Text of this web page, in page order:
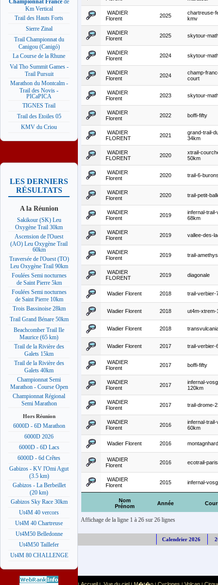
Championnat France de
Km Vertical
Trail des Hauts Forts
Sierre Zinal
Trail Championnat du
Canigou (Canigó)
La Course de la Rhune
Val Tho Summit Games -
Trail Pursuit
Marathon du Montcalm -
Trail des Novis -
PICaPICA
TIGNES Trail
Trail des Etoiles 05
KMV du Criou
LES DERNIERS
RÉSULTATS
A la Réunion
Sakikour (SK) Leu
Oxygène Trail 30km
Ascension de l'Ouest
(AO) Leu Oxygène Trail
60km
Traversée de l'Ouest (TO)
Leu Oxygène Trail 90km
Foulées Semi nocturnes
de Saint Pierre 5km
Foulées Semi nocturnes
de Saint Pierre 10km
Trois Bassinoise 28km
Trail Grand Bénare 50km
Beachcomber Trail Ile
Maurice (65 km)
Trail de la Rivière des
Galets 15km
Trail de la Rivière des
Galets 40km
Championnat Semi
Marathon - Course Open
Championnat Régional
Semi Marathon
Hors Réunion
6000D - 6D Marathon
6000D 2026
6000D - 6D Lacs
6000D - 6d Crêtes
Gabizos - KV l'Omi Agut
(3.5 km)
Gabizos - La Berbeillet
(20 km)
Gabizos Sky Race 30km
Ut4M 40 vercors
Ut4M 40 Chartreuse
Ut4M50 Belledonne
Ut4M50 Taillefer
Ut4M 80 CHALLENGE
Nom
Prénom
Année
WADIER
Florent
2025
chartreuse-
kmv
WADIER
Florent
2025 skytour-
WADIER
Florent
2024 skytour-
WADIER
Florent
2024
champ-
court
WADIER
Florent
2023 skytour-
WADIER
Florent
2022 boffi-fifty
WADIER
FLORENT
2021
grand-trail-
34km
WADIER
FLORENT
2020
xtrail-
50km
WADIER
Florent
2020 trail-6-
WADIER
Florent
2020 trail-petit-
WADIER
Florent
2019
infernal-
68km
WADIER
Florent
2019 vallee-des-
WADIER
Florent
2019 trail-
WADIER
FLORENT
2019 diagonale
Wadier Florent 2018 trail-verbier-
Wadier Florent 2018 ut4m-xtrem-
Wadier Florent 2018
Wadier Florent 2017 trail-verbier-
WADIER
Florent
2017 boffi-fifty
WADIER
Florent
2017
infernal-
120km
WADIER
Florent
2017 trail-drome-
WADIER
Florent
2016
infernal-
60km
Wadier Florent 2016
WADIER
Florent
2016 ecotrail-
WADIER
Florent
2015 infernal-
Affichage de la ligne 1 à 26 sur 26 lignes
Calendrier 2026